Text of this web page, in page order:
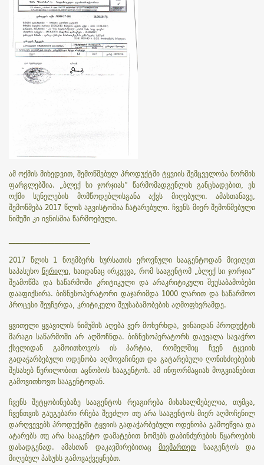
ამ ოქმის მიხედვით, შემოწმებულ პროდუქტში ტყვიის შემცველობა ნორმის
ფარგლებშია. „ბლექ სი ჯორჯიას“ წარმომადგენლის განცხადებით, ეს
ოქმი სუნელების მომწოდებლისგანა აქვს მიღებული. ამასთანავე,
შემოწმება 2017 წლის აგვისტოშია ჩატარებული. ჩვენს მიერ შემოწმებული
ნიმუში კი ივნისშია წარმოებული.
2017 წლის 1 ნოემბერს სურსათის ეროვნული სააგენტოდან მივიღეთ
საპასუხო წერილი, საიდანაც ირკვევა, რომ სააგენტომ „ბლექ სი ჯორჯია“
შეამოწმა და საწარმოში კრიტიკული და არაკრიტიკული შეუსაბამობები
დააფიქსირა. ბიზნესოპერატორი დაჯარიმდა 1000 ლარით და საწარმოო
პროცესი შეუჩერდა, კრიტიკული შეუსაბამობების აღმოფხვრამდე.
ყვითელი ყვავილის ნიმუშის აღება ვერ მოხერხდა, ვინაიდან პროდუქტის
მარაგი საწარმოში არ აღმოჩნდა. ბიზნესოპერატორს დაევალა სავაჭრო
ქსელიდან გამოითხოვოს ის პარტია, რომელშიც ჩვენ ტყვიის
გადაჭარბებული ოდენობა აღმოვაჩინეთ და გატარებული ღონისძიებების
შესახებ წერილობით აცნობოს სააგენტოს. ამ ინფორმაციას მოგვიანებით
გამოვითხოვთ სააგენტოდან.
ჩვენს შეტყობინებაზე სააგენტოს რეაგირება მისასალმებელია, თუმცა,
ჩვენთვის გაუგებარი რჩება შეეძლო თუ არა სააგენტოს მიერ აღმოჩენილ
დარღვევებს პროდუქტში ტყვიის გადაჭარბებული ოდენობა გამოეწვია და
ატარებს თუ არა სააგენტო დამატებით ზომებს დაბინძურების წყაროების
დასადგენად. ამასთან დაკავშირებითაცმივმართეთ სააგენტოს და
მიღებულ პასუხს გამოვაქვეყნებთ.